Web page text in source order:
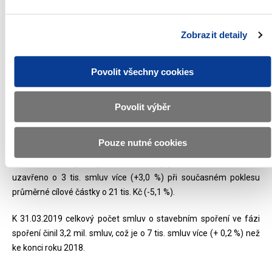
Zobrazit detaily
Povolit všechny cookies
Povolit výběr
Pouze nutné cookies
Komentář k základním ukazatelům vývoje
V 1. čtvrtletí roku 2019 bylo podle údajů stavebních spořitelen
poskytnutých Ministerstvu financí uzavřeno 113 tis. nových
smluv o stavebním spoření s celkovou hodnotou cílové částky
fyzické osoby, dosáhla výše 394 tis. Kč. Ve sledovaném období
uzavřeno o 3 tis. smluv více (+3,0 %) při současném poklesu
průměrné cílové částky o 21 tis. Kč (-5,1 %).
K 31.03.2019 celkový počet smluv o stavebním spoření ve fázi
spoření činil 3,2 mil. smluv, což je o 7 tis. smluv více (+ 0,2 %) než
ke konci roku 2018.